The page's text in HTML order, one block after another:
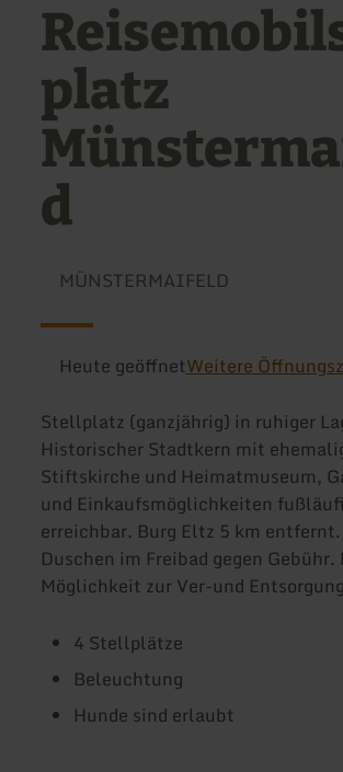
platz
d
MÜNSTERMAIFELD
Heute geöffnetWeitere
Stellplatz (ganzjährig) in ruhiger
Historischer Stadtkern mit
Stiftskirche und Heimatmuseum,
und Einkaufsmöglichkeiten
erreichbar. Burg Eltz 5 km entfernt.
Duschen im Freibad gegen Gebühr.
Möglichkeit zur Ver-und
4 Stellplätze
Beleuchtung
Hunde sind erlaubt